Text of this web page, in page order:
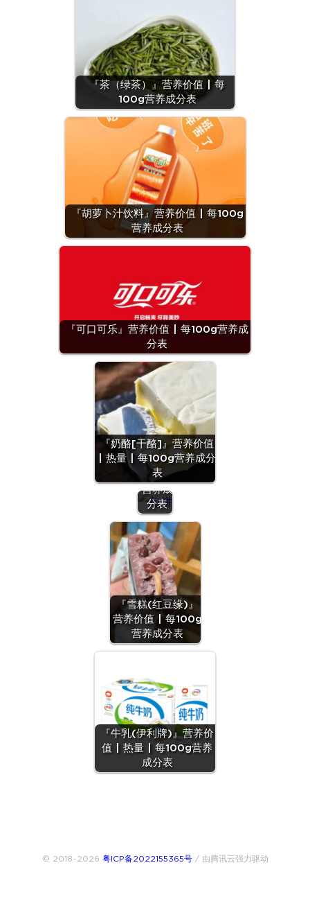
『茶（绿茶）』营养价值 | 每
100g营养成分表
『胡萝卜汁饮料』营养价值 | 每100g
营养成分表
『可口可乐』营养价值 | 每100g营养成
分表
『奶酪[干酪]』营养价值
| 热量 | 每100g营养成分
表
『煎
饼』营
养价值
| 每
100g
营养成
分表
『雪糕(红豆缘)』
营养价值 | 每100g
营养成分表
『牛乳(伊利牌)』营养价
值 | 热量 | 每100g营养
成分表
© 2018~2026 粤ICP备2022155365号/ 由腾讯云强力驱动